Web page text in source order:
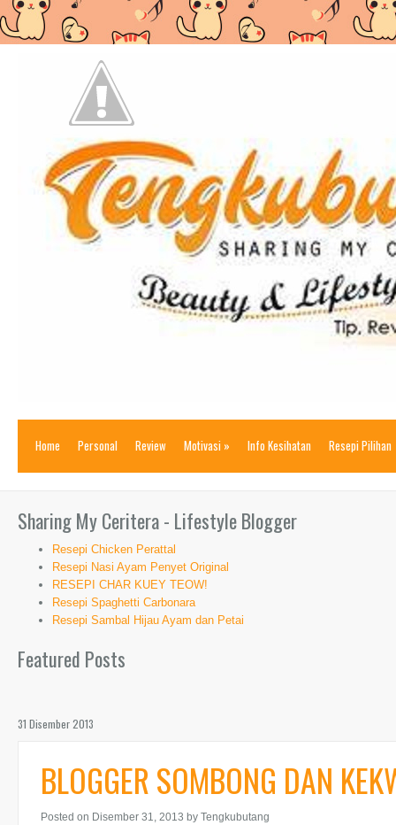
Home Personal Review Motivasi » Info Kesihatan Resepi Pilihan
Sharing My Ceritera - Lifestyle Blogger
Resepi Chicken Perattal
Resepi Nasi Ayam Penyet Original
RESEPI CHAR KUEY TEOW!
Resepi Spaghetti Carbonara
Resepi Sambal Hijau Ayam dan Petai
Featured Posts
31 Disember 2013
BLOGGER SOMBONG DAN
Posted on Disember 31, 2013 by Tengkubutang